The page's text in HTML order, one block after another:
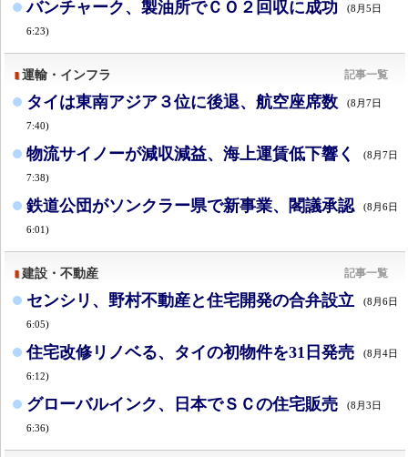
バンチャーク、製油所でＣＯ２回収に成功 (8月5日
6:23)
運輸・インフラ 記事一覧
タイは東南アジア３位に後退、航空座席数 (8月7日
7:40)
物流サイノーが減収減益、海上運賃低下響く (8月7日
7:38)
鉄道公団がソンクラー県で新事業、閣議承認 (8月6日
6:01)
建設・不動産 記事一覧
センシリ、野村不動産と住宅開発の合弁設立 (8月6日
6:05)
住宅改修リノベる、タイの初物件を31日発売 (8月4日
6:12)
グローバルインク、日本でＳＣの住宅販売 (8月3日
6:36)